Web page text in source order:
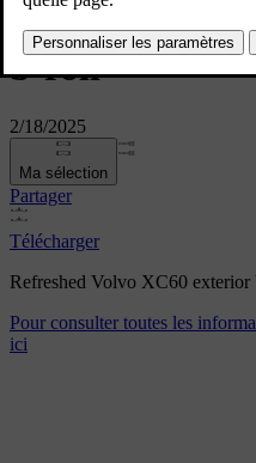
Refreshed
b-roll
2/18/2025
Ma sélection
Partager
Télécharger
Refreshed Volvo XC60 exterior
Pour consulter toutes les
ici